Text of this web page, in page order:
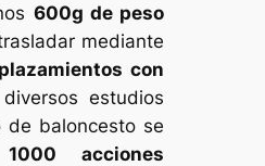
600g de peso
mediante
con
estudios
baloncesto se
1000 acciones